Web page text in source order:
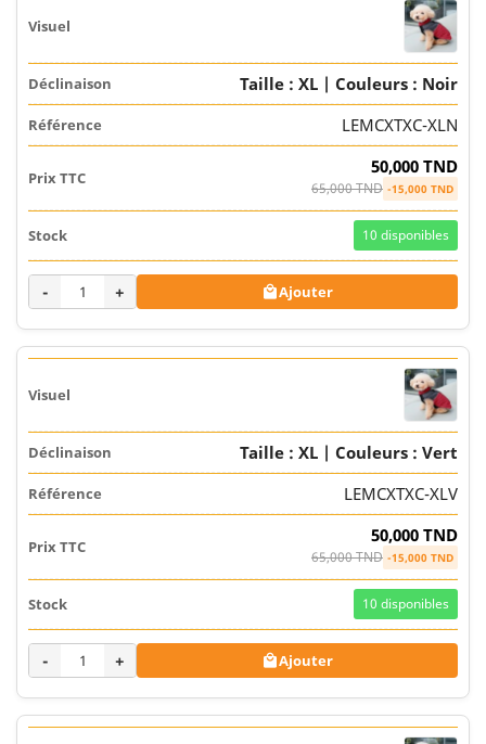
Taille : XL | Couleurs : Noir
LEMCXTXC-XLN
50,000 TND
65,000 TND -15,000 TND
10 disponibles
- + Ajouter
Taille : XL | Couleurs : Vert
LEMCXTXC-XLV
50,000 TND
65,000 TND -15,000 TND
10 disponibles
- + Ajouter